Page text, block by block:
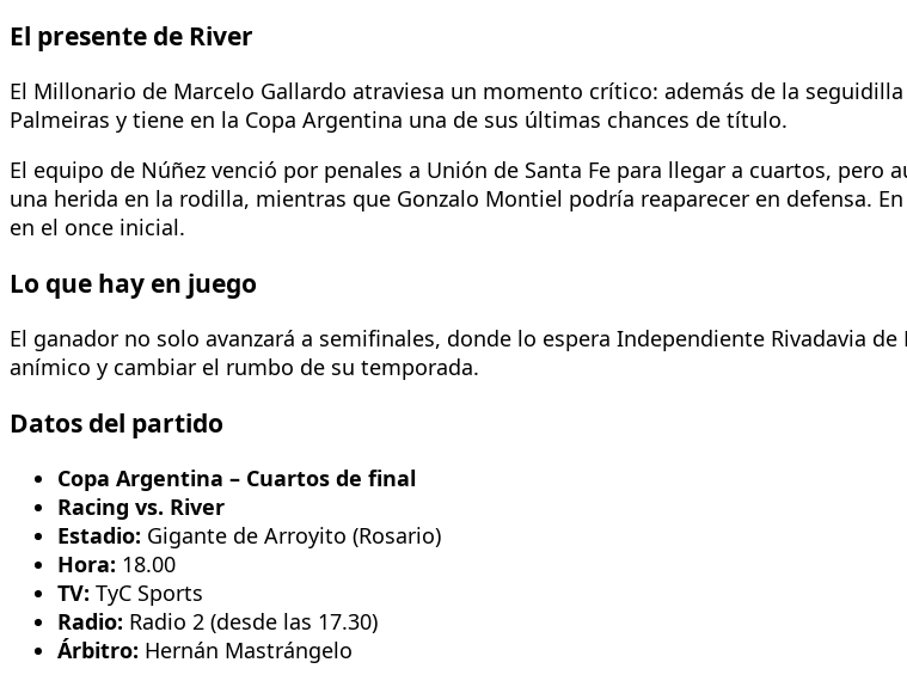
El presente de River
El Millonario de Marcelo Gallardo atraviesa un momento crítico: además de la
Palmeiras y tiene en la Copa Argentina una de sus últimas chances de título.
El equipo de Núñez venció por penales a Unión de Santa Fe para llegar a cuartos,
una herida en la rodilla, mientras que Gonzalo Montiel podría reaparecer en defensa.
en el once inicial.
Lo que hay en juego
El ganador no solo avanzará a semifinales, donde lo espera Independiente Rivadavia
anímico y cambiar el rumbo de su temporada.
Datos del partido
Copa Argentina – Cuartos de final
Racing vs. River
Estadio: Gigante de Arroyito (Rosario)
Hora: 18.00
TV: TyC Sports
Radio: Radio 2 (desde las 17.30)
Árbitro: Hernán Mastrángelo